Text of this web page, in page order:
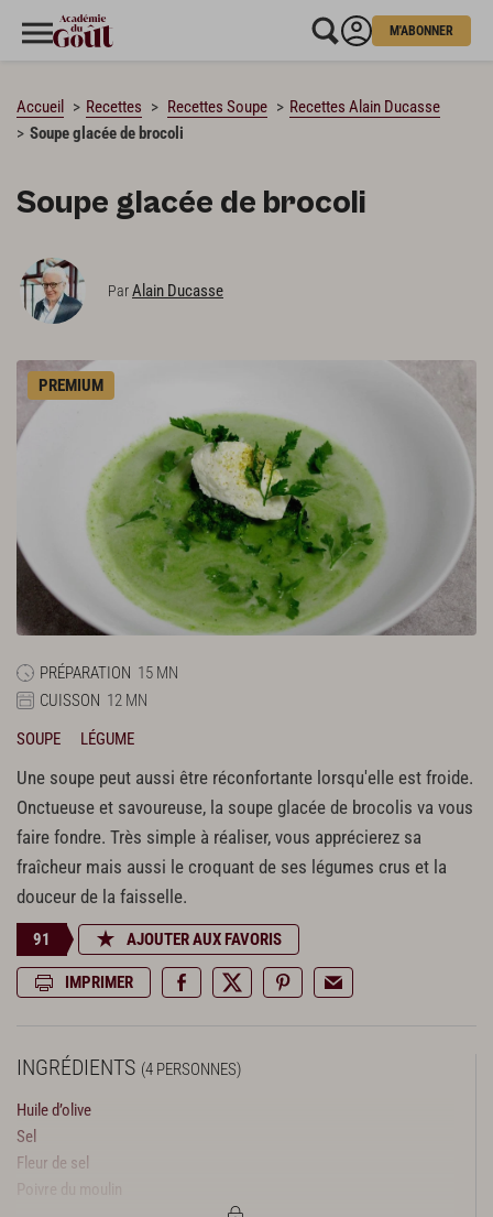
M'ABONNER
Accueil Recettes Recettes Soupe
Recettes Alain Ducasse
Soupe glacée de brocoli
Soupe glacée de brocoli
ParAlain Ducasse
PREMIUM
PRÉPARATION 15 MN
CUISSON 12 MN
SOUPE
LÉGUME
Une soupe peut aussi être réconfortante lorsqu'elle est froide.
Onctueuse et savoureuse, la soupe glacée de brocolis va vous
faire fondre. Très simple à réaliser, vous apprécierez sa
fraîcheur mais aussi le croquant de ses légumes crus et la
douceur de la faisselle.
91 AJOUTER AUX FAVORIS
IMPRIMER
INGRÉDIENTS (4 PERSONNES)
Huile d’olive
Sel
Fleur de sel
Poivre du moulin
CHARGEMENT…